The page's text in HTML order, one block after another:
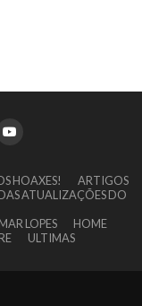
HOAXES!
ARTIGOS
ATUALIZAÇÕES DO
LOPES
HOME
ULTIMAS